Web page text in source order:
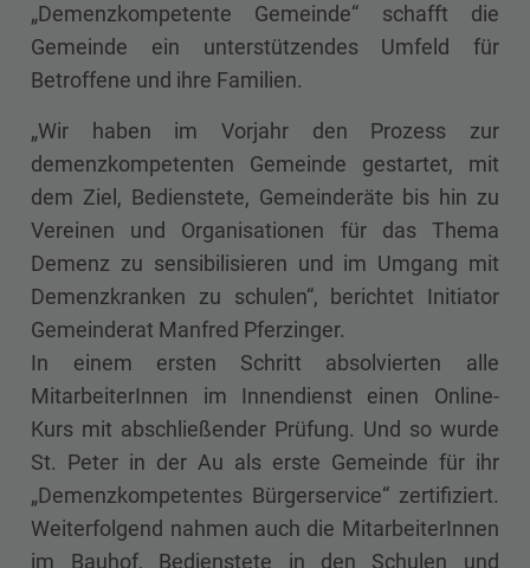
„Demenzkompetente Gemeinde“ schafft die
Gemeinde ein unterstützendes Umfeld für
Betroffene und ihre Familien.
„Wir haben im Vorjahr den Prozess zur
demenzkompetenten Gemeinde gestartet, mit
dem Ziel, Bedienstete, Gemeinderäte bis hin zu
Vereinen und Organisationen für das Thema
Demenz zu sensibilisieren und im Umgang mit
Demenzkranken zu schulen“, berichtet Initiator
Gemeinderat Manfred Pferzinger.
In einem ersten Schritt absolvierten alle
MitarbeiterInnen im Innendienst einen Online-
Kurs mit abschließender Prüfung. Und so wurde
St. Peter in der Au als erste Gemeinde für ihr
„Demenzkompetentes Bürgerservice“ zertifiziert.
Weiterfolgend nahmen auch die MitarbeiterInnen
im Bauhof, Bedienstete in den Schulen und